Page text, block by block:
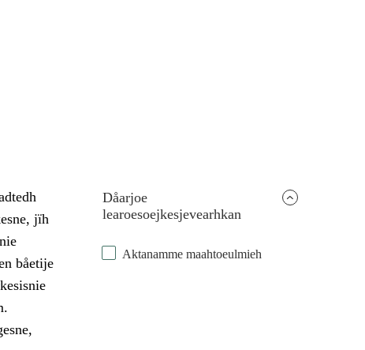
Dåarjoe
learoesoejkesjevearhkan
Aktanamme maahtoeulmieh
jïh
båetije